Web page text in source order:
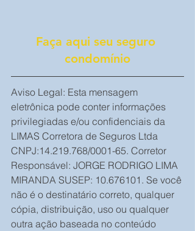
Faça aqui seu seguro
condomínio
Aviso Legal: Esta mensagem
eletrônica pode conter informações
privilegiadas e/ou confidenciais da
LIMAS Corretora de Seguros Ltda
CNPJ:14.219.768/0001-65. Corretor
Responsável: JORGE RODRIGO LIMA
MIRANDA SUSEP: 10.676101. Se você
não é o destinatário correto, qualquer
cópia, distribuição, uso ou qualquer
outra ação baseada no conteúdo